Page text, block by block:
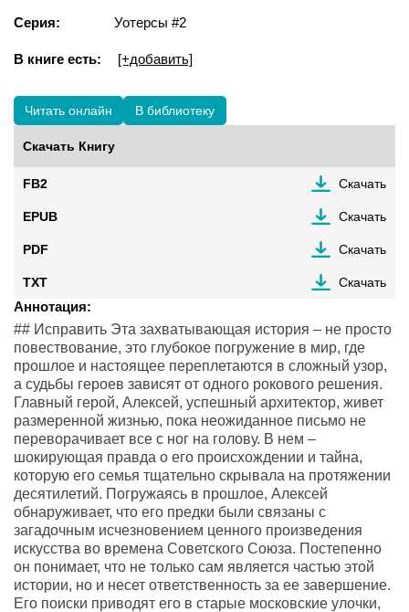
Серия: Уотерсы #2
В книге есть: [+добавить]
Читать онлайн В библиотеку
Скачать Книгу
FB2 Скачать
EPUB Скачать
PDF Скачать
TXT Скачать
Аннотация:
## Исправить Эта захватывающая история – не просто
повествование, это глубокое погружение в мир, где
прошлое и настоящее переплетаются в сложный узор,
а судьбы героев зависят от одного рокового решения.
Главный герой, Алексей, успешный архитектор, живет
размеренной жизнью, пока неожиданное письмо не
переворачивает все с ног на голову. В нем –
шокирующая правда о его происхождении и тайна,
которую его семья тщательно скрывала на протяжении
десятилетий. Погружаясь в прошлое, Алексей
обнаруживает, что его предки были связаны с
загадочным исчезновением ценного произведения
искусства во времена Советского Союза. Постепенно
он понимает, что не только сам является частью этой
истории, но и несет ответственность за ее завершение.
Его поиски приводят его в старые московские улочки,